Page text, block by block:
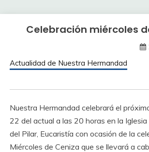
Celebración miércoles
Actualidad de Nuestra Hermandad
Nuestra Hermandad celebrará el
22 del actual a las 20 horas en la
del Pilar, Eucaristía con ocasión de la
Miércoles de Ceniza que se llevará a